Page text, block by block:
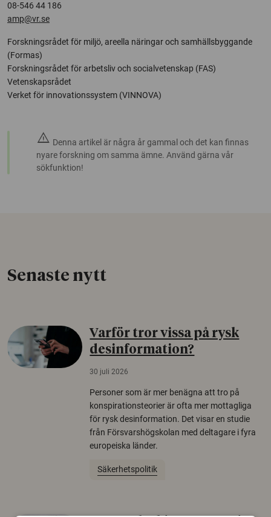
08-546 44 186
amp@vr.se
Forskningsrådet för miljö, areella näringar och samhällsbyggande
(Formas)
Forskningsrådet för arbetsliv och socialvetenskap (FAS)
Vetenskapsrådet
Verket för innovationssystem (VINNOVA)
warning Denna artikel är några år gammal och det kan finnas
nyare forskning om samma ämne. Använd gärna vår
sökfunktion!
Senaste nytt
Varför tror vissa på rysk
desinformation?
30 juli 2026
Personer som är mer benägna att tro på
konspirationsteorier är ofta mer mottagliga
för rysk desinformation. Det visar en studie
från Försvarshögskolan med deltagare i fyra
europeiska länder.
Säkerhetspolitik